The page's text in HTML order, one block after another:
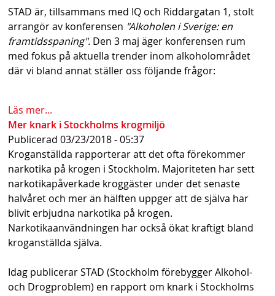
h
n
b
STAD är, tillsammans med IQ och Riddargatan 1, stolt
arrangör av konferensen "Alkoholen i Sverige: en
framtidsspaning". Den 3 maj äger konferensen rum
med fokus på aktuella trender inom alkoholområdet
där vi bland annat ställer oss följande frågor:
Läs mer...
Mer knark i Stockholms krogmiljö
Publicerad03/23/2018 - 05:37
Kroganställda rapporterar att det ofta förekommer
narkotika på krogen i Stockholm. Majoriteten har sett
narkotikapåverkade kroggäster under det senaste
halvåret och mer än hälften uppger att de själva har
blivit erbjudna narkotika på krogen.
Narkotikaanvändningen har också ökat kraftigt bland
kroganställda själva.
Idag publicerar STAD (Stockholm förebygger Alkohol-
och Drogproblem) en rapport om knark i Stockholms